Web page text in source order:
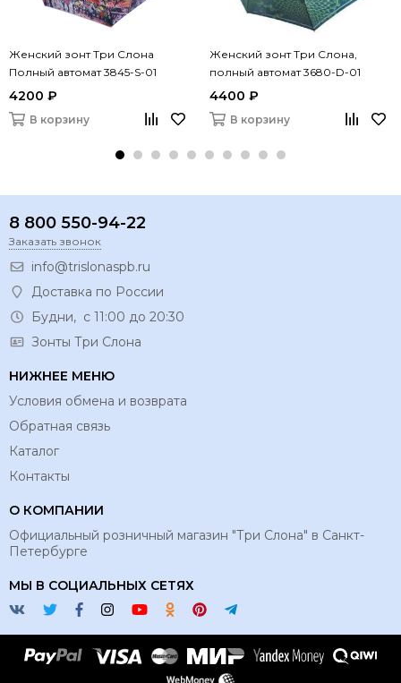
Женский зонт Три Слона
Полный автомат 3845-S-01
4200 ₽
В корзину
Женский зонт Три Слона,
полный автомат 3680-D-01
4400 ₽
В корзину
8 800 550-94-22
Заказать звонок
info@trislonaspb.ru
Доставка по России
Будни, с 11:00 до 20:30
Зонты Три Слона
НИЖНЕЕ МЕНЮ
Условия обмена и возврата
Обратная связь
Каталог
Контакты
О КОМПАНИИ
Официальный розничный магазин "Три Слона" в Санкт-
Петербурге
МЫ В СОЦИАЛЬНЫХ СЕТЯХ